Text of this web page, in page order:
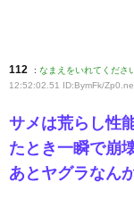
112 : なまえをいれてくださ
12:52:02.51 ID:BymFk/Zp0
サメは荒らし性
たとき一瞬で崩
あとヤグラなん